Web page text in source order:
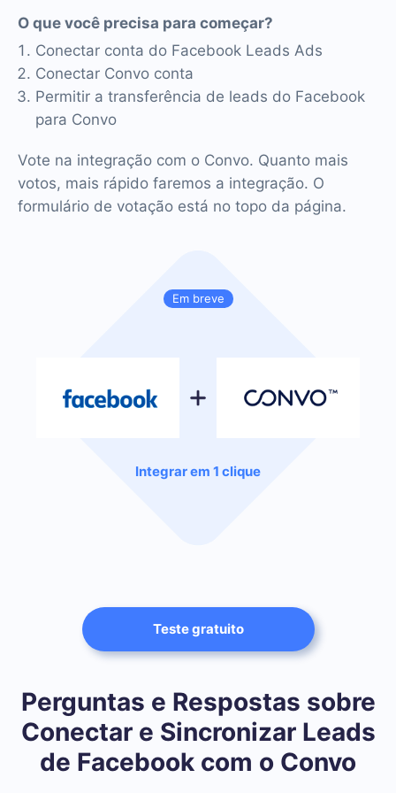
Em breve
Integrar em 1 clique
O que você precisa para começar?
Conectar conta do Facebook Leads Ads
Conectar Convo conta
Permitir a transferência de leads do Facebook
para Convo
Vote na integração com o Convo. Quanto mais
votos, mais rápido faremos a integração. O
formulário de votação está no topo da página.
Teste gratuito
Perguntas e Respostas sobre
Conectar e Sincronizar Leads
de Facebook com o Convo